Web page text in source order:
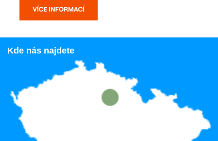
Kde nás najdete